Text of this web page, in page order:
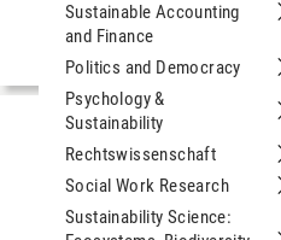
Sustainable Accounting
and Finance
Politics and Democracy
Psychology &
Sustainability
Rechtswissenschaft
Social Work Research
Sustainability Science: